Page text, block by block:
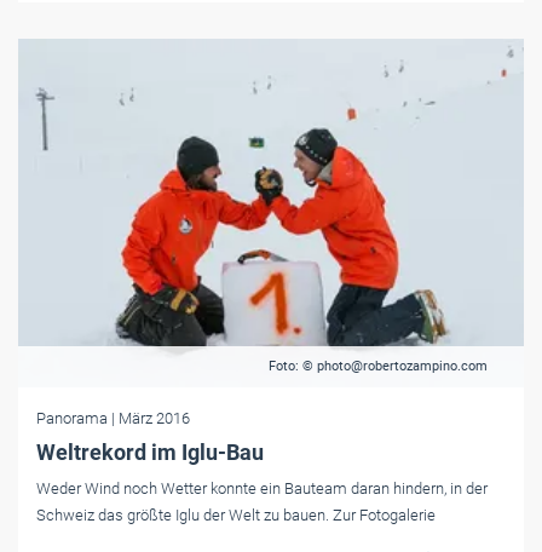
Foto: © photo@robertozampino.com
Panorama | März 2016
Weltrekord im Iglu-Bau
Weder Wind noch Wetter konnte ein Bauteam daran hindern, in der
Schweiz das größte Iglu der Welt zu bauen. Zur Fotogalerie